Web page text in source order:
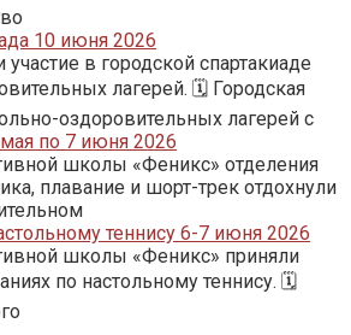
10 июня 2026
в городской спартакиаде
лагерей. 🗓️ Городская
оздоровительных лагерей с
по 7 июня 2026
школы «Феникс» отделения
плавание и шорт-трек отдохнули
теннису 6-7 июня 2026
школы «Феникс» приняли
по настольному теннису. 🗓️